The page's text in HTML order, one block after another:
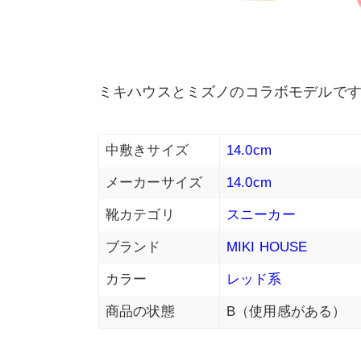
ミキハウスとミズノのコラボモデルで
中敷きサイズ 14.0cm
メーカーサイズ 14.0cm
靴カテゴリ スニーカー
ブランド MIKI HOUSE
カラー レッド系
商品の状態 B（使用感がある）